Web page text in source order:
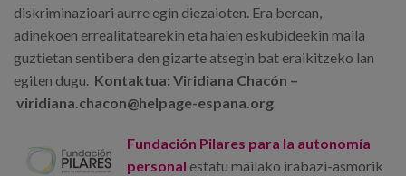
diskriminazioari aurre egin diezaioten. Era berean,
adinekoen errealitatearekin eta haien eskubideekin maila
guztietan sentibera den gizarte atsegin bat eraikitzeko lan
egiten dugu. Kontaktua: Viridiana Chacón –
viridiana.chacon@helpage-espana.org
Fundación Pilares para la autonomía
personal estatu mailako irabazi-asmorik